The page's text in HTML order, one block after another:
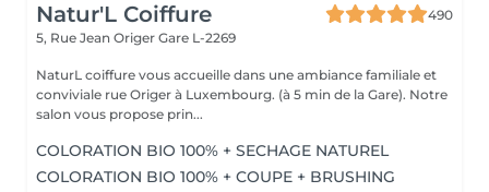
Natur'L Coiffure
490
5, Rue Jean Origer Gare L-2269
NaturL coiffure vous accueille dans une ambiance familiale et
conviviale rue Origer à Luxembourg. (à 5 min de la Gare). Notre
salon vous propose prin...
COLORATION BIO 100% + SECHAGE NATUREL
COLORATION BIO 100% + COUPE + BRUSHING